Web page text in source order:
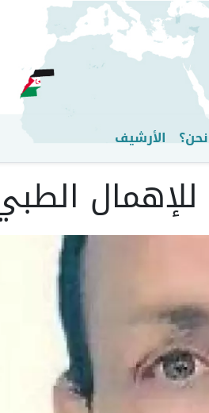
تجاوز
إلى
المحتوى
الرئيسي
الأرشيف